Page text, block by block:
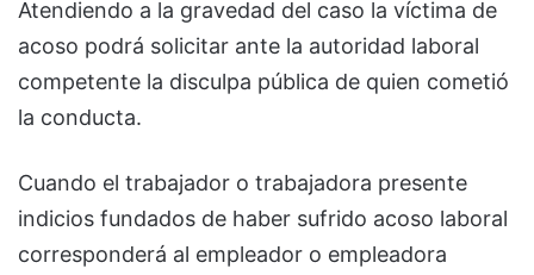
Atendiendo a la gravedad del caso la víctima de
acoso podrá solicitar ante la autoridad laboral
competente la disculpa pública de quien cometió
la conducta.
Cuando el trabajador o trabajadora presente
indicios fundados de haber sufrido acoso laboral
corresponderá al empleador o empleadora